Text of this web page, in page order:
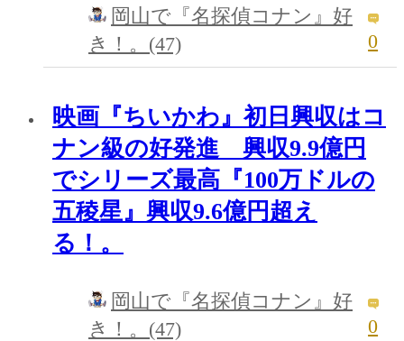
岡山で『名探偵コナン』好
き！。(47)
0
映画『ちいかわ』初日興収はコ
ナン級の好発進 興収9.9億円
でシリーズ最高『100万ドルの
五稜星』興収9.6億円超え
る！。
岡山で『名探偵コナン』好
き！。(47)
0